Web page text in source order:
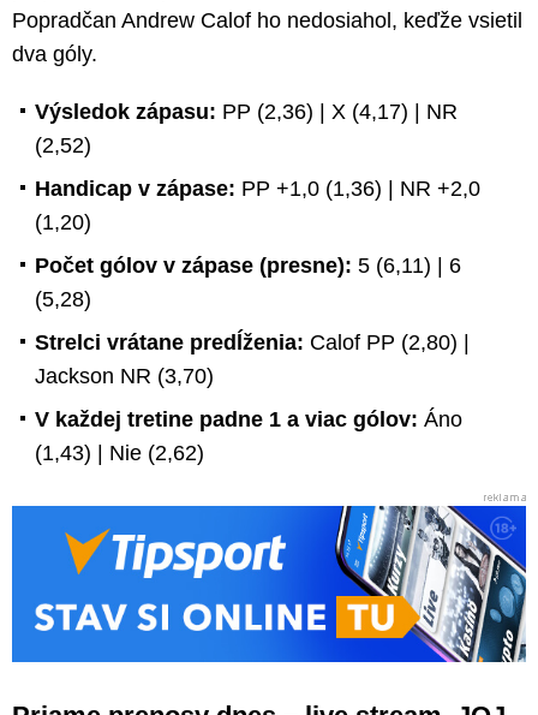
Popradčan Andrew Calof ho nedosiahol, keďže vsietil
dva góly.
Výsledok zápasu: PP (2,36) | X (4,17) | NR
(2,52)
Handicap v zápase: PP +1,0 (1,36) | NR +2,0
(1,20)
Počet gólov v zápase (presne): 5 (6,11) | 6
(5,28)
Strelci vrátane predĺženia: Calof PP (2,80) |
Jackson NR (3,70)
V každej tretine padne 1 a viac gólov: Áno
(1,43) | Nie (2,62)